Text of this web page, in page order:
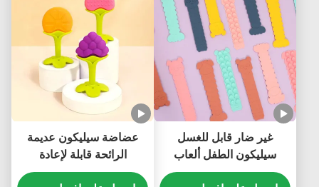
غير ضار قابل للغسل
سيليكون الطفل ألعاب
سيليكون غير سامة عملية
عضاضة سيليكون عديمة
الرائحة قابلة لإعادة
الاستخدام ، لعبة تسنين